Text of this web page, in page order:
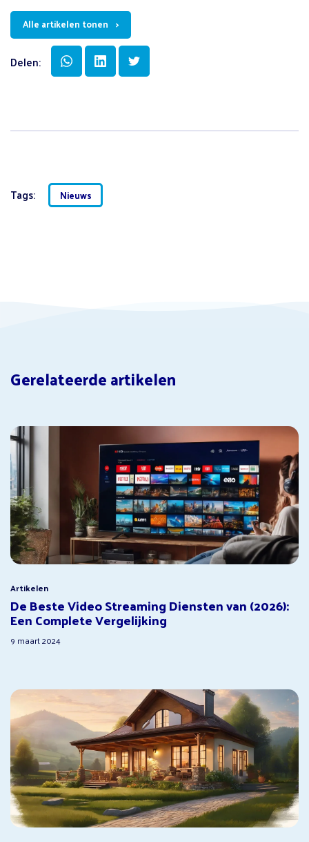
Alle artikelen tonen
Delen:
Tags: Nieuws
Gerelateerde artikelen
Artikelen
De Beste Video Streaming Diensten van (2026):
Een Complete Vergelijking
9 maart 2024